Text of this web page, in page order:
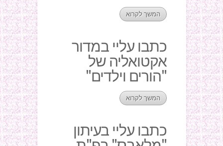
המשך לקרוא
כתבו עליי במדור
אקטואליה של
"הורים וילדים"
המשך לקרוא
כתבו עליי בעיתון